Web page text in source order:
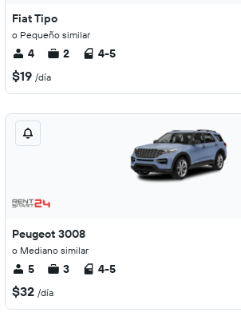
Fiat Tipo
o Pequeño similar
4 2 4-5
$19 /día
Peugeot 3008
o Mediano similar
5 3 4-5
$32 /día